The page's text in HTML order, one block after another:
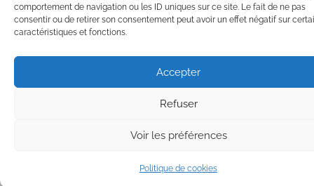
comportement de navigation ou les ID uniques sur ce site. Le fait de ne pas
consentir ou de retirer son consentement peut avoir un effet négatif sur
caractéristiques et fonctions.
Accepter
Refuser
Voir les préférences
Politique de cookies